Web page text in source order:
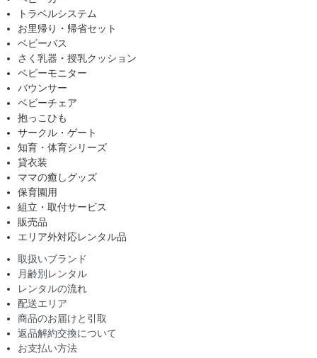
トラベルシステム
お里帰り・帰省セット
ベビーバス
さく乳器・授乳クッション
ベビーモニター
バウンサー
ベビーチェア
抱っこひも
サークル・ゲート
知育・体育シリーズ
貸衣装
ママの癒しグッズ
保育園用
組立・取付サービス
販売品
エリア外対応レンタル品
取扱いブランド
月齢別レンタル
レンタルの流れ
配送エリア
商品のお届けと引取
返品解約交換について
お支払い方法